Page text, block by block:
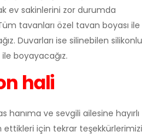
ev sakinlerini zor durumda
tavanları özel tavan boyası ile
Duvarları ise silinebilen silikonlu
boyayacağız.
hali
hanıma ve sevgili ailesine hayırlı
ettikleri için tekrar teşekkürlerimizi